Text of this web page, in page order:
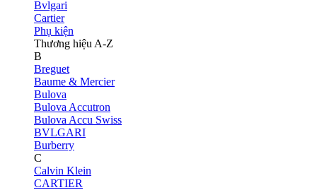
Bvlgari
Cartier
Phụ kiện
Thương hiệu A-Z
B
Breguet
Baume & Mercier
Bulova
Bulova Accutron
Bulova Accu Swiss
BVLGARI
Burberry
C
Calvin Klein
CARTIER